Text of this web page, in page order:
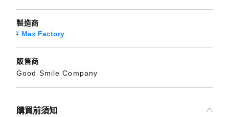
製造商
Max Factory
販售商
Good Smile Company
購買前須知